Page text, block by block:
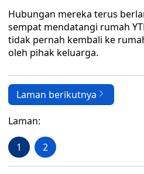
Hubungan mereka terus
sempat mendatangi rumah
tidak pernah kembali ke
oleh pihak keluarga.
Laman berikutnya
Laman:
1 2